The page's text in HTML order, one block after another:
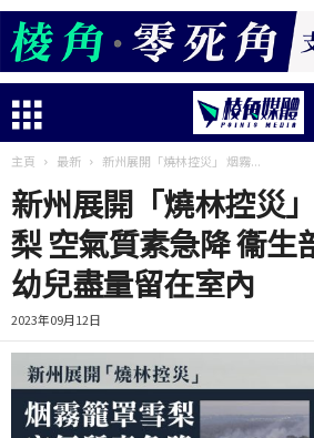
主頁 最新 新州展開「燒林控災」 烟霧...
新州展開「燒林控災
梨 空氣質素急降 衞生
幼兒盡量留在室內
2023年09月12日